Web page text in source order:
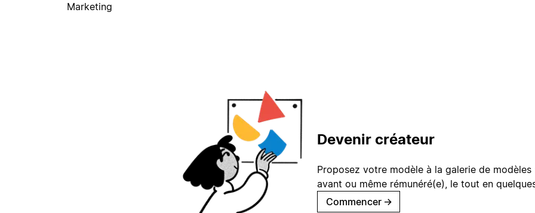
Marketing
Devenir créateur
Proposez votre modèle à la galerie de
avant ou même rémunéré(e), le tout en
Commencer →